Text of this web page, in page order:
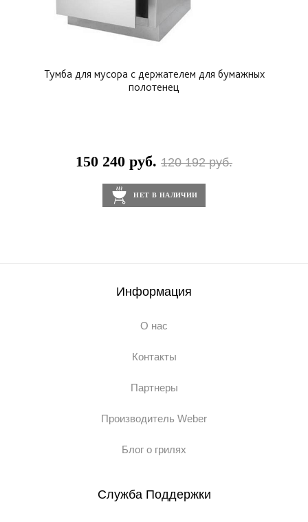
Тумба для мусора с держателем для бумажных
полотенец
150 240 руб. 120 192 руб.
НЕТ В НАЛИЧИИ
Информация
О нас
Контакты
Партнеры
Производитель Weber
Блог о грилях
Служба Поддержки